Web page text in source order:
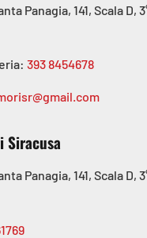
Panagia, 141, Scala D,
393 8454678
Siracusa
Panagia, 141, Scala D,